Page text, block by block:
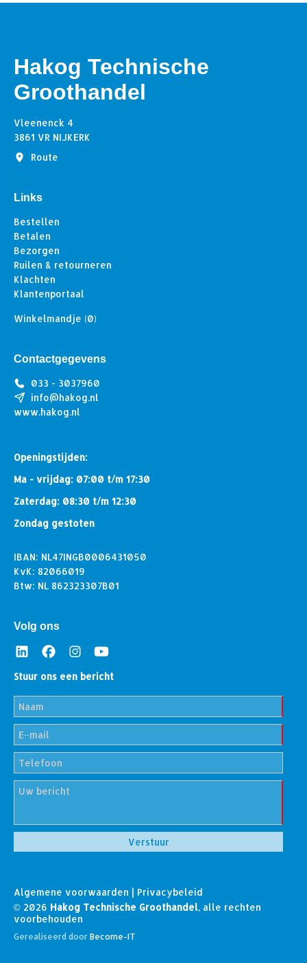
Hakog Technische
Groothandel
Vleenenck 4
3861 VR NIJKERK
Route
Links
Bestellen
Betalen
Bezorgen
Ruilen & retourneren
Klachten
Klantenportaal
Winkelmandje (0)
Contactgegevens
033 - 3037960
info@hakog.nl
www.hakog.nl
Openingstijden:
Ma - vrijdag: 07:00 t/m 17:30
Zaterdag: 08:30 t/m 12:30
Zondag gestoten
IBAN: NL47INGB0006431050
KvK: 82066019
Btw: NL 862323307B01
Volg ons
Stuur ons een bericht
Algemene voorwaarden | Privacybeleid
© 2026 Hakog Technische Groothandel, alle rechten
voorbehouden
Gerealiseerd door Become-IT